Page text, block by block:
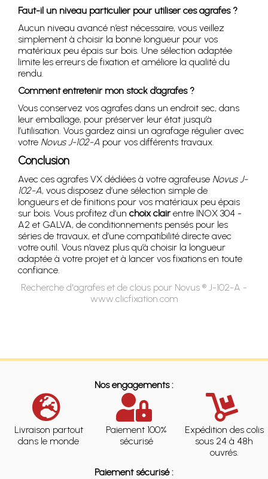
Faut-il un niveau particulier pour utiliser ces agrafes ?
Aucun niveau avancé n’est nécessaire, vous veillez
simplement à choisir la bonne longueur pour vos
matériaux peu épais sur bois. Une sélection adaptée
limite les erreurs de fixation et améliore la qualité du
rendu.
Comment entretenir mon stock d’agrafes ?
Vous conservez vos agrafes dans un endroit sec, dans
leur emballage, pour préserver leur état jusqu’à
l’utilisation. Vous gardez ainsi un agrafage régulier avec
votre Novus J-102-A pour vos différents travaux.
Conclusion
Avec ces agrafes VX dédiées à votre agrafeuse Novus J-
102-A, vous disposez d’une sélection simple de
longueurs et de finitions pour vos matériaux peu épais
sur bois. Vous profitez d’un choix clairentre INOX 304 -
A2 et GALVA, de conditionnements pensés pour les
séries de travaux, et d’une compatibilité directe avec
votre outil. Vous n’avez plus qu’à choisir la longueur
adaptée à votre projet et à lancer vos fixations en toute
confiance.
Recherche d'agrafes et de clous pour Novus ® J-102-A -
www.clicfixation.com
Nos engagements :
Livraison partout
dans le monde
Paiement 100%
sécurisé
Expédition des colis
sous 24 à 48h
ouvrés.
Paiement sécurisé :